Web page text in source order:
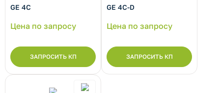
GE 4C
Цена по запросу
ЗАПРОСИТЬ КП
GE 4C-D
Цена по запросу
ЗАПРОСИТЬ КП